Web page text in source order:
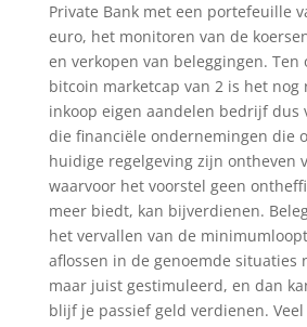
Private Bank met een portefeuille
euro, het monitoren van de
en verkopen van beleggingen. Ten
bitcoin marketcap van 2 is het nog
inkoop eigen aandelen bedrijf dus
die financiële ondernemingen die
huidige regelgeving zijn ontheven
waarvoor het voorstel geen
meer biedt, kan bijverdienen.
het vervallen van de
aflossen in de genoemde situaties
maar juist gestimuleerd, en dan
blijf je passief geld verdienen.